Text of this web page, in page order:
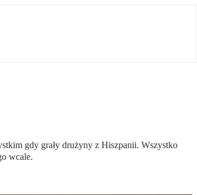
gdy grały drużyny z Hiszpanii. Wszystko
wcale.